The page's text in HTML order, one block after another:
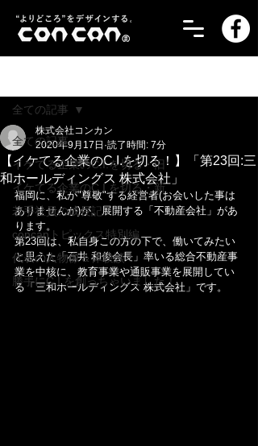
全ての記事
イケてる企業のC.I.を切る・旧
イケてる企業のC.I.を切る・新
若手社員の成長記！
concanトピックス特別編
代表の人物像＆体験談！
勝手にC.I.を創っちゃいました！
全ての記事
【イケてる企業のC.I.を切る！】「第23回:三
和ホールディングス 株式会社」
株式会社コンカン
2020年9月17日 読了時間: 7分
福岡に、私が"尊敬"する経営者(お会いした事は
ありませんが)が、展開する「不動産会社」があ
ります。
第23回は、私自身この方の下で、働いてみたい
と思えた「石井 和俊会長」率いる総合不動産事
業を中核に、教育事業や通販事業を展開してい
る「三和ホールディングス 株式会社」です。